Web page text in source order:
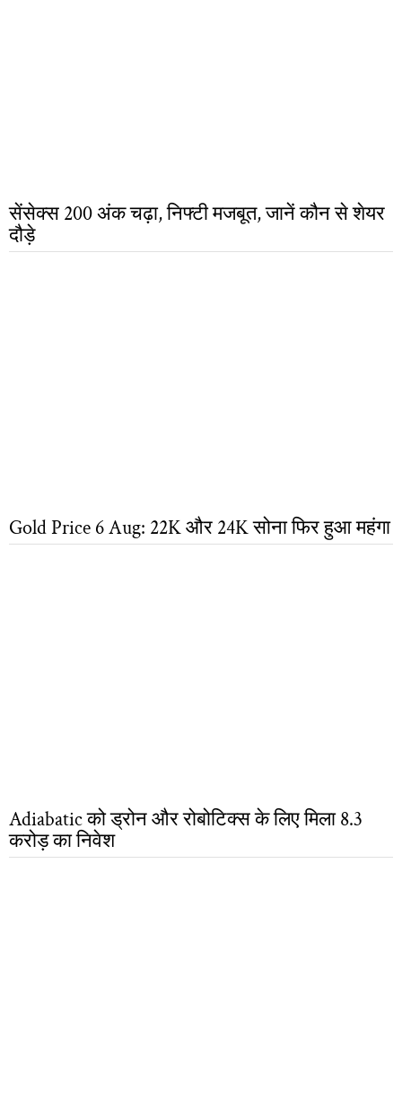
सेंसेक्स 200 अंक चढ़ा, निफ्टी मजबूत, जानें कौन से शेयर
दौड़े
Gold Price 6 Aug: 22K और 24K सोना फिर हुआ महंगा
Adiabatic को ड्रोन और रोबोटिक्स के लिए मिला 8.3
करोड़ का निवेश